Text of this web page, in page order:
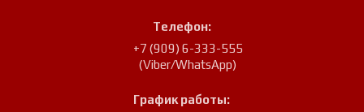
Телефон:
+7 (909) 6-333-555
(Viber/WhatsApp)
График работы: